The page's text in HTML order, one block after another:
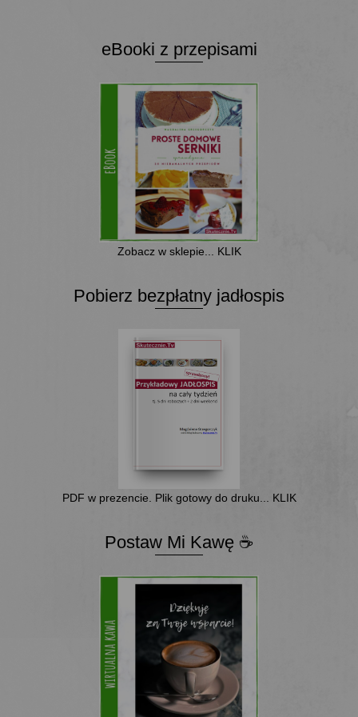
eBooki z przepisami
Zobacz w sklepie... KLIK
Pobierz bezpłatny jadłospis
PDF w prezencie. Plik gotowy do druku... KLIK
Postaw Mi Kawę ☕